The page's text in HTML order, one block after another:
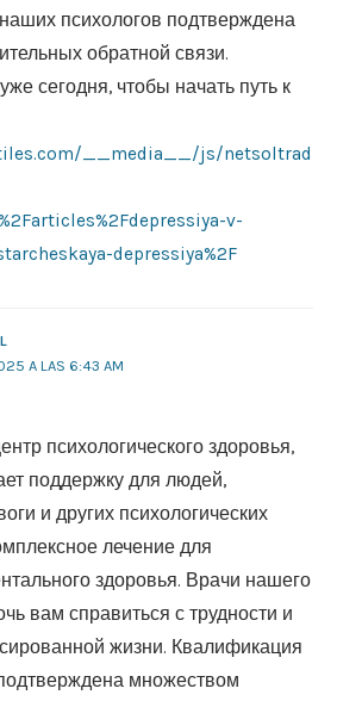
психологов подтверждена
обратной связи.
сегодня, чтобы начать путь к
__media__/js/netsoltrad
v-
depressiya%2F
A LAS 6:43 AM
психологического здоровья,
поддержку для людей,
и других психологических
лечение для
здоровья. Врачи нашего
вам справиться с трудности и
жизни. Квалификация
множеством